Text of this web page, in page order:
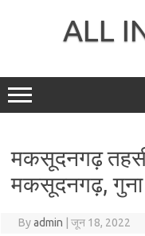
ALL
मकसूदनगढ़
मकसूदनगढ़, गुना
Byadmin जून 18, 2022